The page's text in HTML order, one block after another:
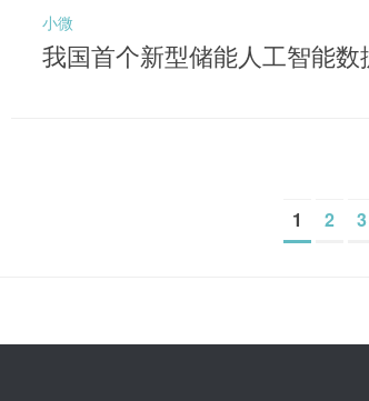
小微
我国首个新型储能人工智能数
1 2 3